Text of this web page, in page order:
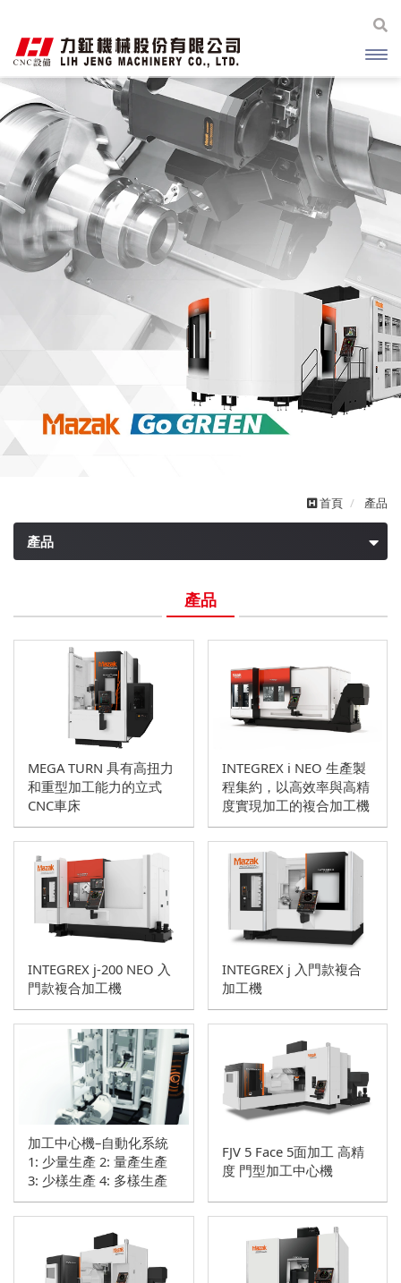
單
首頁 產品
產品
五軸加工中心機
CNC車床
立式加工中心機
臥式加工中心機
自動化
產品
MEGA TURN 具有高扭力
和重型加工能力的立式
CNC車床
INTEGREX i NEO 生產製
程集約，以高效率與高精
度實現加工的複合加工機
INTEGREX j-200 NEO 入
門款複合加工機
INTEGREX j 入門款複合
加工機
加工中心機–自動化系統
1: 少量生產 2: 量產生產
3: 少樣生產 4: 多樣生產
FJV 5 Face 5面加工 高精
度 門型加工中心機